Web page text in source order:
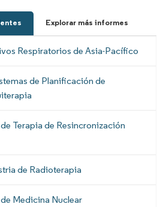
Explorar más informes
Respiratorios de Asia-Pacífico
de Planificación de
Terapia de Resincronización
de Radioterapia
Medicina Nuclear